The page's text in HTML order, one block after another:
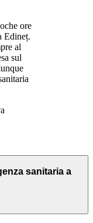
ore
Edineț.
al
sul
sanitaria a